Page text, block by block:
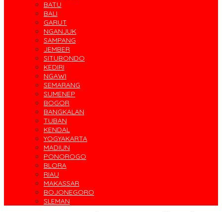
BATU
BALI
GARUT
NGANJUK
SAMPANG
JEMBER
SITUBONDO
KEDIRI
NGAWI
SEMARANG
SUMENEP
BOGOR
BANGKALAN
TUBAN
KENDAL
YOGYAKARTA
MADIUN
PONOROGO
BLORA
RIAU
MAKASSAR
BOJONEGORO
SLEMAN